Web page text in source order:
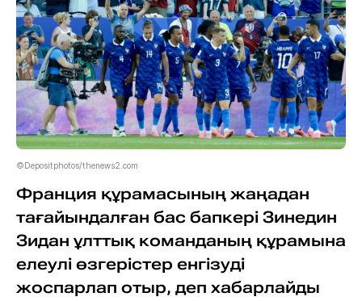
©Depositphotos/thenews2.com
Франция құрамасының жаңадан
тағайындалған бас бапкері Зинедин
Зидан ұлттық команданың құрамына
елеулі өзгерістер енгізуді
жоспарлап отыр, деп хабарлайды